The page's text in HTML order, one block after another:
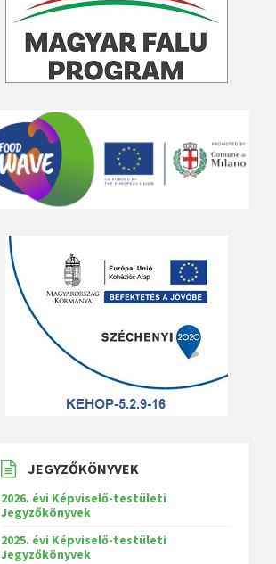
JEGYZŐKÖNYVEK
2026. évi Képviselő-testületi
Jegyzőkönyvek
2025. évi Képviselő-testületi
Jegyzőkönyvek